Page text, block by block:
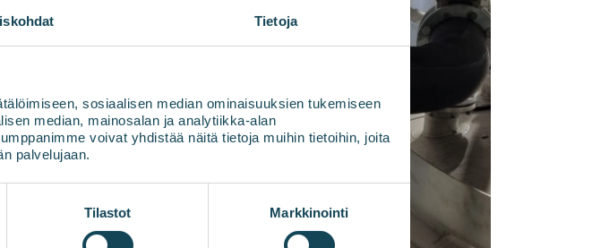
Tietoja
sosiaalisen median ominaisuuksien tukemiseen
median, mainosalan ja analytiikka-alan
voivat yhdistää näitä tietoja muihin tietoihin, joita
palvelujaan.
Tilastot Markkinointi